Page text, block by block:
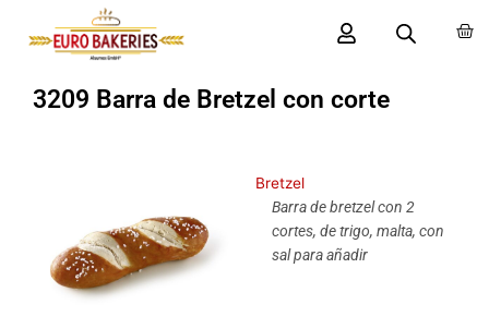
contenido
3209 Barra de Bretzel con corte
Bretzel
Barra de bretzel con 2
cortes, de trigo, malta, con
sal para añadir